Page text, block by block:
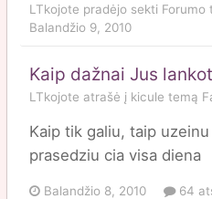
LTkojote pradėjo sekti Forumo
Balandžio 9, 2010
Kaip dažnai Jus
LTkojote atrašė į kicule temą
Kaip tik galiu, taip
prasedziu cia visa diena
Balandžio 8, 2010 64